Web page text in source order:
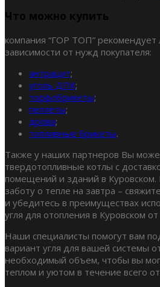
Что можно купить
компания “ГОР ТОП”
зависимости от нужд покупателя:
антрацит;
уголь ДПК;
торфобрикеты;
пеллеты;
дрова;
топливные брикеты.
Также у наших партнеров Вы
твердотопливные котлы с
помещений и зданий в Куровском.
заботу о тепле на завтра –
и убедитесь в преимуществах
угля для отопления в Куровском
Наши специалисты помогут вам
вариант угля для вашей системы
необходимый объем, чтобы вы
теплом и уютом в течение всего